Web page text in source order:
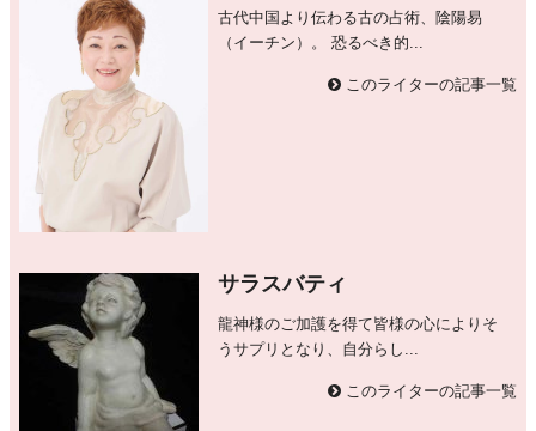
古代中国より伝わる古の占術、陰陽易
（イーチン）。 恐るべき的...
このライターの記事一覧
サラスバティ
龍神様のご加護を得て皆様の心によりそ
うサプリとなり、自分らし...
このライターの記事一覧